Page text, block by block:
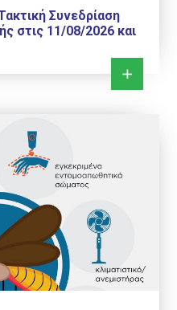
Συνεδρίαση
στις 11/08/2026 και